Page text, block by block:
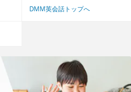
DMM英会話トップへ